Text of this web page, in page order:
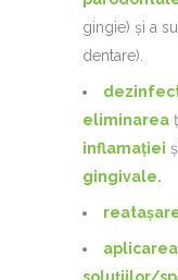
gingie) și a
dentare).
eliminarea
inflamației
gingivale.
aplicarea